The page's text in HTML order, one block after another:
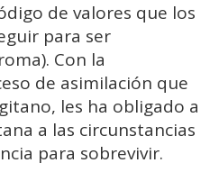
de valores que los
para ser
Con la
de asimilación que
les ha obligado a
a las circunstancias
para sobrevivir.